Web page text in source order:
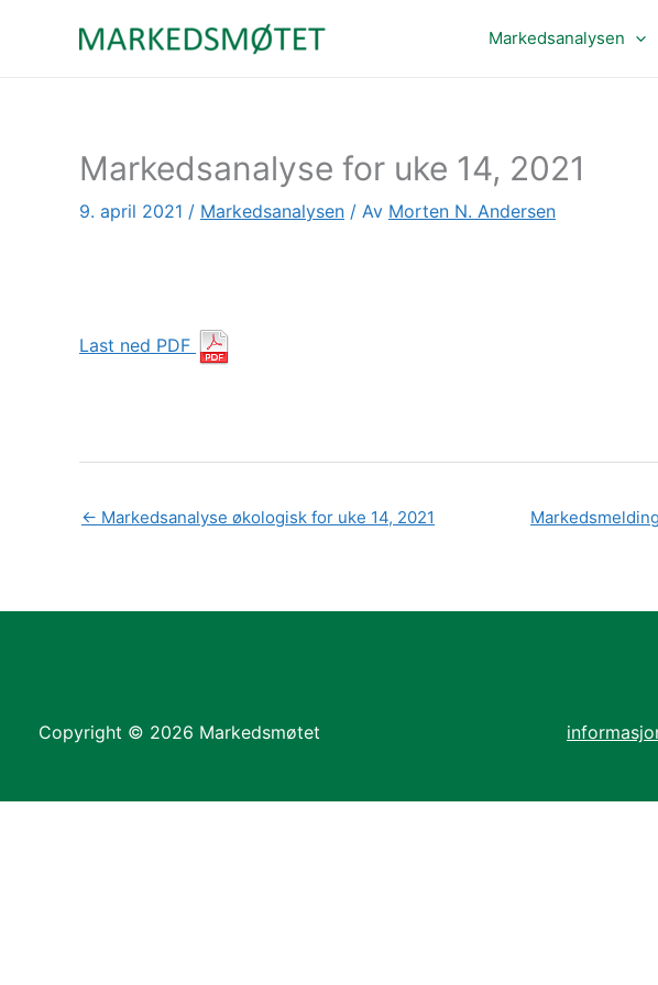
Markedsanalysen
Markedsanalyse for uke 14, 2021
9. april 2021 / Markedsanalysen / Av Morten N. Andersen
Last ned PDF
← Markedsanalyse økologisk for uke 14, 2021
Copyright © 2026 Markedsmøtet